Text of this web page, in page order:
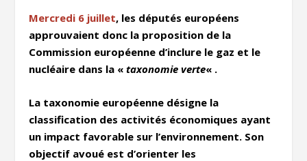
Mercredi 6 juillet, les députés européens
approuvaient donc la proposition de la
Commission européenne d’inclure le gaz et le
nucléaire dans la «taxonomie verte« .
La taxonomie européenne désigne la
classification des activités économiques ayant
un impact favorable sur l’environnement. Son
objectif avoué est d’orienter les